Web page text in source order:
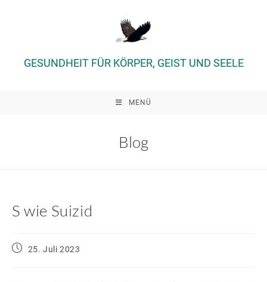
GESUNDHEIT FÜR KÖRPER, GEIST UND SEELE
MENÜ
Blog
S wie Suizid
Beitrag25. Juli 2023